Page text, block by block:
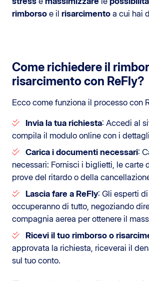
rimborso e il risarcimento a cui hai
Come richiedere il
risarcimento con ReFly?
Ecco come funziona il processo con
Invia la tua richiesta: Accedi al
compila il modulo online con i
Carica i documenti necessari:
necessari: Fornisci i biglietti, le carte
prove del ritardo o della
Lascia fare a ReFly: Gli esperti
occuperanno di tutto, negoziando
compagnia aerea per ottenere il
Ricevi il tuo rimborso o
approvata la richiesta, riceverai il
sul tuo conto.